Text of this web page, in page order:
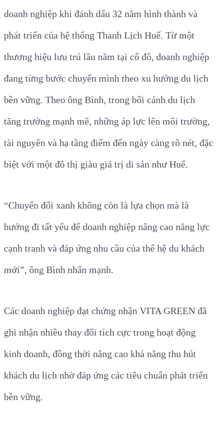
doanh nghiệp khi đánh dấu 32 năm hình thành và
phát triển của hệ thống Thanh Lịch Huế. Từ một
thương hiệu lưu trú lâu năm tại cố đô, doanh nghiệp
đang từng bước chuyển mình theo xu hướng du lịch
bền vững. Theo ông Bình, trong bối cảnh du lịch
tăng trưởng mạnh mẽ, những áp lực lên môi trường,
tài nguyên và hạ tầng điểm đến ngày càng rõ nét, đặc
biệt với một đô thị giàu giá trị di sản như Huế.
“Chuyển đổi xanh không còn là lựa chọn mà là
hướng đi tất yếu để doanh nghiệp nâng cao năng lực
cạnh tranh và đáp ứng nhu cầu của thế hệ du khách
mới”, ông Bình nhấn mạnh.
Các doanh nghiệp đạt chứng nhận VITA GREEN đã
ghi nhận nhiều thay đổi tích cực trong hoạt động
kinh doanh, đồng thời nâng cao khả năng thu hút
khách du lịch nhờ đáp ứng các tiêu chuẩn phát triển
bền vững.